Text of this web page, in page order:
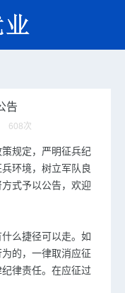
告
608次
规定，严明征兵纪
环境，树立军队良
式予以公告，欢迎
么捷径可以走。如
的，一律取消应征
律责任。在应征过